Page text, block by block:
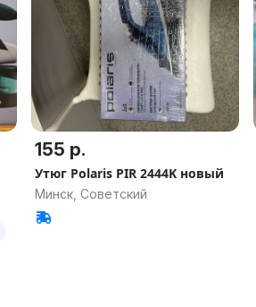
155 р.
Утюг Polaris PIR 2444K новый
Минск, Советский